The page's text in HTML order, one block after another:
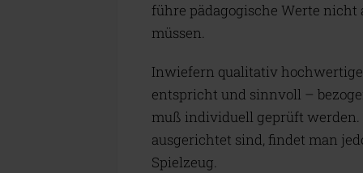
führe pädagogische Werte
müssen.
Inwiefern qualitativ
entspricht und sinnvoll –
muß individuell geprüft werden.
ausgerichtet sind, findet man
Spielzeug.